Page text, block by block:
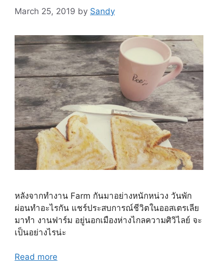
March 25, 2019 by Sandy
หลังจากทำงาน Farm กันมาอย่างหนักหน่วง วันพัก
ผ่อนทำอะไรกัน แชร์ประสบการณ์ชีวิตในออสเตรเลีย
มาทำ งานฟาร์ม อยู่นอกเมืองห่างไกลความศิวิไลย์ จะ
เป็นอย่างไรน่ะ
Read more